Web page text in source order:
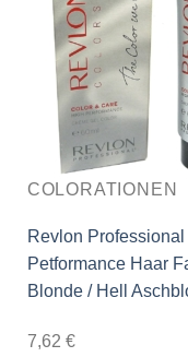
COLORATIONEN
Revlon
Petformance Haar
Blonde / Hell
7,62 €